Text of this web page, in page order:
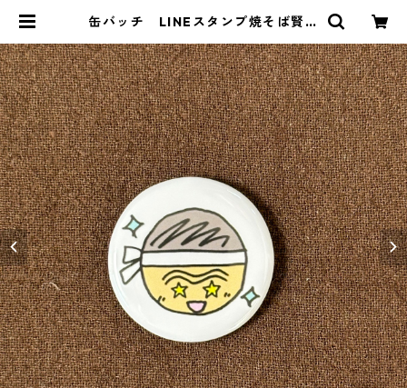
缶バッチ LINEスタンプ焼そば賢ち
ョン | 大磯屋 熟成焼そば専門店